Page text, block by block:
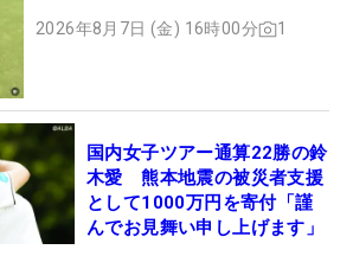
2026年8月7日 (金) 16時00分 1
国内女子ツアー通算22勝の鈴
木愛 熊本地震の被災者支援
として1000万円を寄付「謹
んでお見舞い申し上げます」